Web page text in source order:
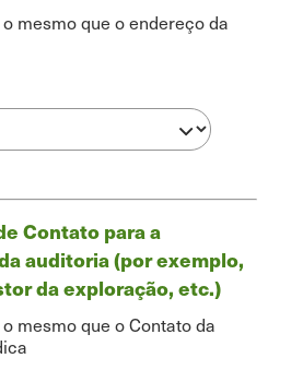
mesmo que o endereço da
Contato para a
auditoria (por exemplo,
da exploração, etc.)
mesmo que o Contato da